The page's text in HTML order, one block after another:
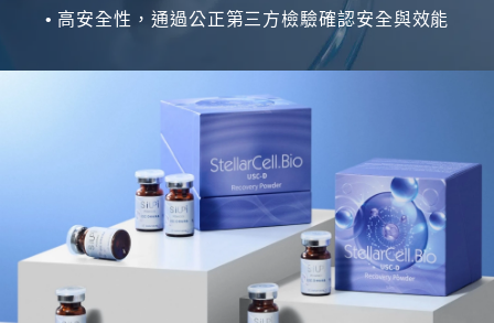
• 高安全性，通過公正第三方檢驗確認安全與效能